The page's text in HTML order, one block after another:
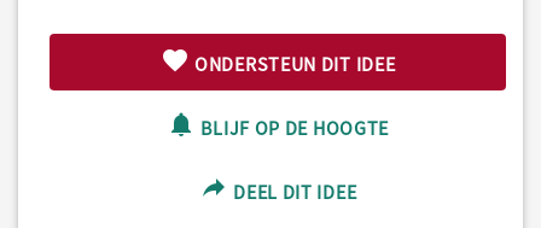
ONDERSTEUN DIT IDEE
BLIJF OP DE HOOGTE
DEEL DIT IDEE